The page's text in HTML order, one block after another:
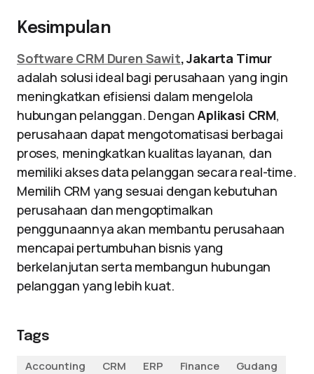
Kesimpulan
Software CRM Duren Sawit, Jakarta Timur
adalah solusi ideal bagi perusahaan yang ingin
meningkatkan efisiensi dalam mengelola
hubungan pelanggan. DenganAplikasi CRM,
perusahaan dapat mengotomatisasi berbagai
proses, meningkatkan kualitas layanan, dan
memiliki akses data pelanggan secara real-time.
Memilih CRM yang sesuai dengan kebutuhan
perusahaan dan mengoptimalkan
penggunaannya akan membantu perusahaan
mencapai pertumbuhan bisnis yang
berkelanjutan serta membangun hubungan
pelanggan yang lebih kuat.
Tags
Accounting
CRM ERP Finance
Gudang